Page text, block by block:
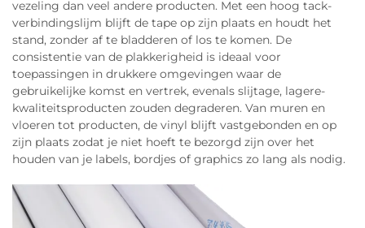
vezeling dan veel andere producten. Met een hoog tack-
verbindingslijm blijft de tape op zijn plaats en houdt het
stand, zonder af te bladderen of los te komen. De
consistentie van de plakkerigheid is ideaal voor
toepassingen in drukkere omgevingen waar de
gebruikelijke komst en vertrek, evenals slijtage, lagere-
kwaliteitsproducten zouden degraderen. Van muren en
vloeren tot producten, de vinyl blijft vastgebonden en op
zijn plaats zodat je niet hoeft te bezorgd zijn over het
houden van je labels, bordjes of graphics zo lang als nodig.